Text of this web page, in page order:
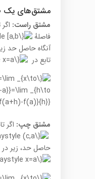
مشتق‌های یک
مشتق راست: اگر
فاصلهٔ
آنگاه حاصل حد
تابع در
مشتق چپ: اگر
حاصل حد، زیر